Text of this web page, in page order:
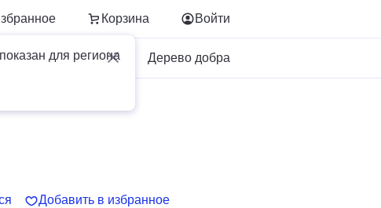
Корзина
для региона
Войти
Для бизнеса Дерево добра
Добавить в избранное